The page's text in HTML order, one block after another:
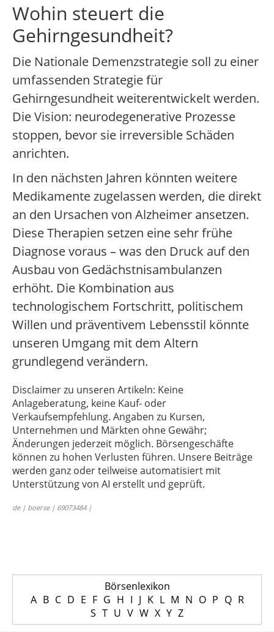
Wohin steuert die
Gehirngesundheit?
Die Nationale Demenzstrategie soll zu einer
umfassenden Strategie für
Gehirngesundheit weiterentwickelt werden.
Die Vision: neurodegenerative Prozesse
stoppen, bevor sie irreversible Schäden
anrichten.
In den nächsten Jahren könnten weitere
Medikamente zugelassen werden, die direkt
an den Ursachen von Alzheimer ansetzen.
Diese Therapien setzen eine sehr frühe
Diagnose voraus – was den Druck auf den
Ausbau von Gedächstnisambulanzen
erhöht. Die Kombination aus
technologischem Fortschritt, politischem
Willen und präventivem Lebensstil könnte
unseren Umgang mit dem Altern
grundlegend verändern.
Disclaimer zu unseren Artikeln: Keine
Anlageberatung, keine Kauf- oder
Verkaufsempfehlung. Angaben zu Kursen,
Unternehmen und Märkten ohne Gewähr;
Änderungen jederzeit möglich. Börsengeschäfte
können zu hohen Verlusten führen. Unsere Beiträge
werden ganz oder teilweise automatisiert mit
Unterstützung von AI erstellt und geprüft.
de | boerse | 69073484 |
Börsenlexikon
A B C D E F G H I J K L M N O P Q R
S T U V W X Y Z